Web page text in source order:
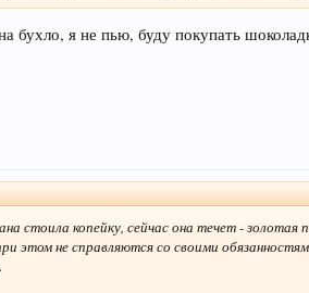
бухло, я не пью, буду покупать
стоила копейку, сейчас она течет - золотая
этом не справляются со своими